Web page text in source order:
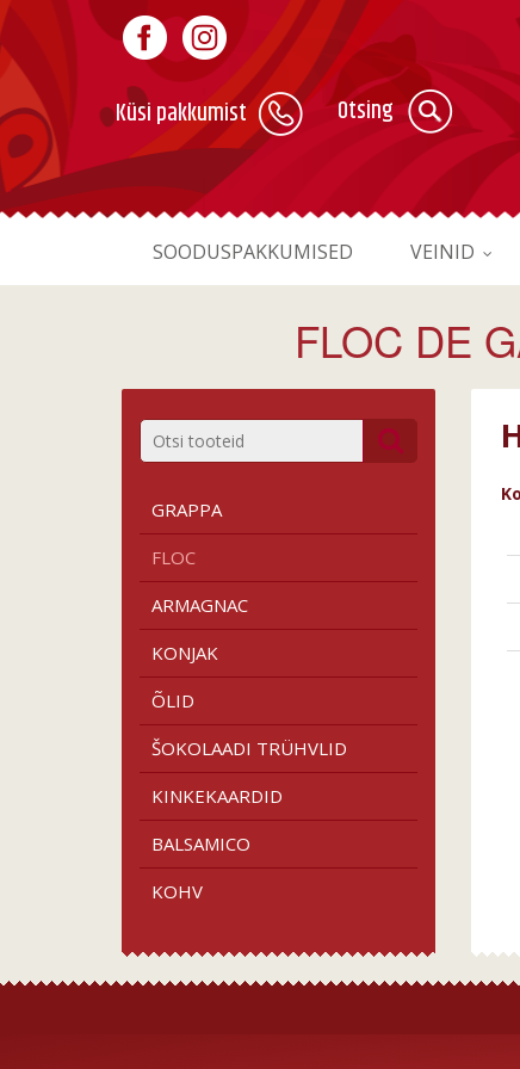
Küsi pakkumist Otsing
SOODUSPAKKUMISED VEINID
FLOC DE
GRAPPA
FLOC
ARMAGNAC
KONJAK
ÕLID
ŠOKOLAADI TRÜHVLID
KINKEKAARDID
BALSAMICO
KOHV